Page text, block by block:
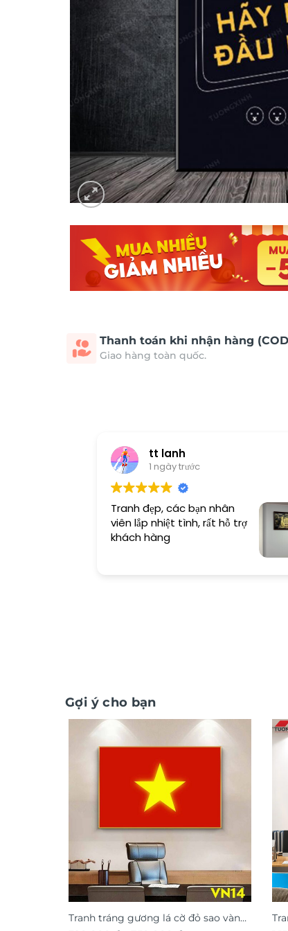
Thanh toán khi nhận hàng
Giao hàng toàn quốc.
tt lanh
1 ngày trước
Tranh đẹp, các bạn nhân
viên lắp nhiệt tình, rất hỗ trợ
khách hàng
Gợi ý cho bạn
Tranh tráng gương lá cờ đỏ sao vàng